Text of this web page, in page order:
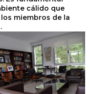
cálido que
miembros de la